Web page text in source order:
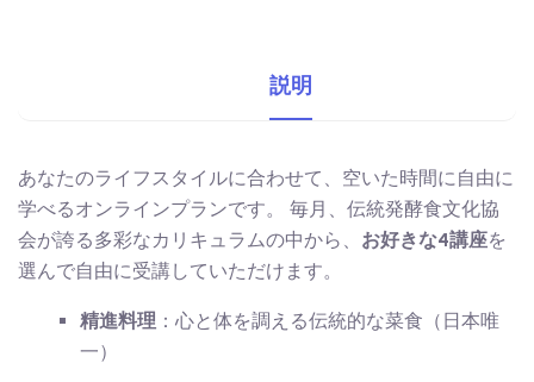
説明
あなたのライフスタイルに合わせて、空いた時間に自由に
学べるオンラインプランです。 毎月、伝統発酵食文化協
会が誇る多彩なカリキュラムの中から、 お好きな4講座を
選んで自由に受講していただけます。
精進料理 ：心と体を調える伝統的な菜食（日本唯
一）